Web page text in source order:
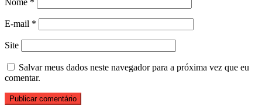
E-mail *
Site
Salvar meus dados neste navegador para a próxima vez que eu
comentar.